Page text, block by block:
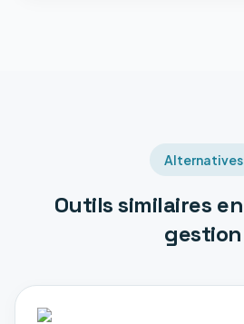
Alternatives
Outils similaires en
gestion